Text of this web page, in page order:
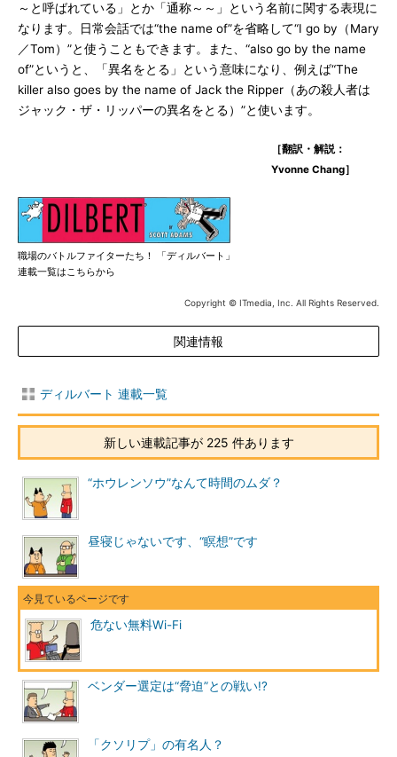
～と呼ばれている」とか「通称～～」という名前に関する表現に
なります。日常会話では“the name of”を省略して“I go by（Mary
／Tom）”と使うこともできます。また、“also go by the name
of”というと、「異名をとる」という意味になり、例えば“The
killer also goes by the name of Jack the Ripper（あの殺人者は
ジャック・ザ・リッパーの異名をとる）”と使います。
［翻訳・解説：
Yvonne Chang］
職場のバトルファイターたち！ 「ディルバート」
連載一覧はこちらから
Copyright © ITmedia, Inc. All Rights Reserved.
関連情報
ディルバート 連載一覧
新しい連載記事が 225 件あります
“ホウレンソウ”なんて時間のムダ？
昼寝じゃないです、“瞑想”です
危ない無料Wi-Fi
ベンダー選定は“脅迫”との戦い!?
「クソリプ」の有名人？